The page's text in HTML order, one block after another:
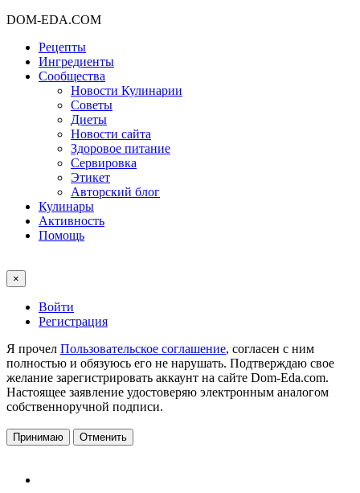
DOM-EDA.COM
Рецепты
Ингредиенты
Сообщества
Новости Кулинарии
Советы
Диеты
Новости сайта
Здоровое питание
Сервировка
Этикет
Авторский блог
Кулинары
Активность
Помощь
×
Войти
Регистрация
Я прочел Пользовательское соглашение, согласен с ним
полностью и обязуюсь его не нарушать. Подтверждаю свое
желание зарегистрировать аккаунт на сайте Dom-Eda.com.
Настоящее заявление удостоверяю электронным аналогом
собственноручной подписи.
Принимаю Отменить